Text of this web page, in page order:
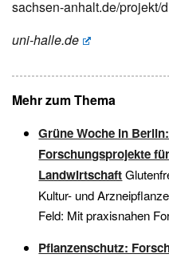
sachsen-anhalt.de/projekt/
uni-halle.de
Mehr zum Thema
Grüne Woche in
Forschungsprojekte
Landwirtschaft
Kultur- und
Feld: Mit praxisnahen
Pflanzenschutz: